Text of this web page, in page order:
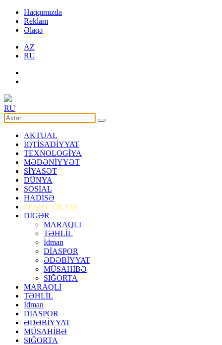
Haqqımızda
Reklam
Əlaqə
AZ
RU
RU
AKTUAL
İQTİSADİYYAT
TEXNOLOGİYA
MƏDƏNİYYƏT
SİYASƏT
DÜNYA
SOSİAL
HADİSƏ
PEŞƏ ETİKASI
DİGƏR
MARAQLI
TƏHLİL
İdman
DİASPOR
ƏDƏBİYYAT
MÜSAHİBƏ
SIĞORTA
MARAQLI
TƏHLİL
İdman
DİASPOR
ƏDƏBİYYAT
MÜSAHİBƏ
SIĞORTA